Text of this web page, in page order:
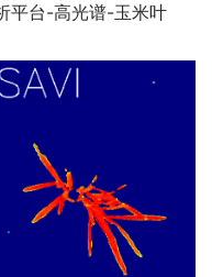
平台-高光谱-玉米叶